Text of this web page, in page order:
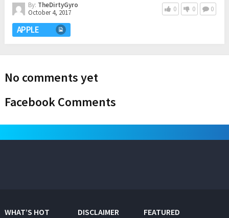
By: TheDirtyGyro
October 4, 2017
0 0 0
APPLE
No comments yet
Facebook Comments
WHAT’S HOT
DISCLAIMER
FEATURED